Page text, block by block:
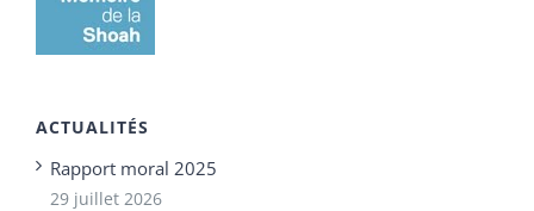
ACTUALITÉS
Rapport moral 2025
29 juillet 2026